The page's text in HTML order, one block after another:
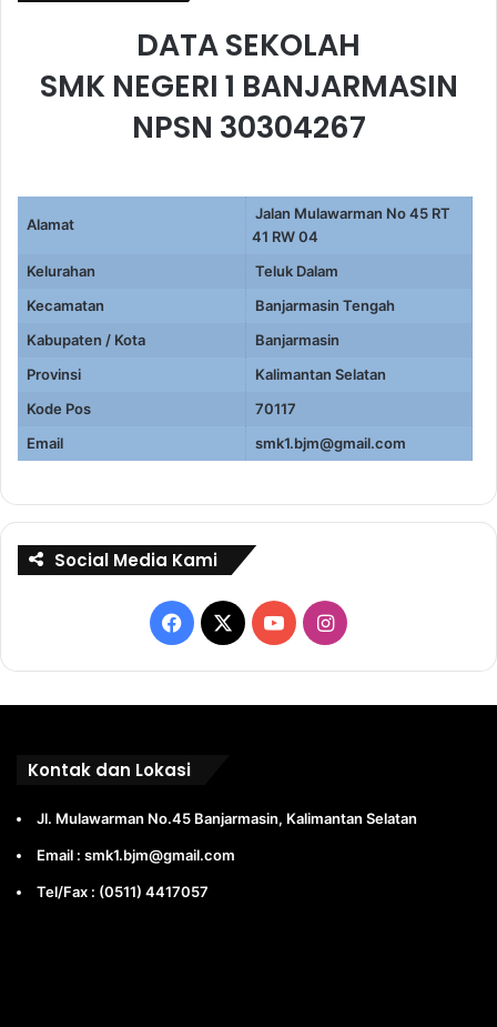
DATA SEKOLAH
SMK NEGERI 1 BANJARMASIN
NPSN 30304267
Alamat
Jalan Mulawarman No 45 RT
41 RW 04
Kelurahan
Teluk Dalam
Kecamatan
Banjarmasin Tengah
Kabupaten / Kota
Banjarmasin
Provinsi
Kalimantan Selatan
Kode Pos
70117
Email
smk1.bjm@gmail.com
Social Media Kami
Facebook
X YouTubeInstagram
Kontak dan Lokasi
Jl. Mulawarman No.45 Banjarmasin, Kalimantan Selatan
Email : smk1.bjm@gmail.com
Tel/Fax : (0511) 4417057